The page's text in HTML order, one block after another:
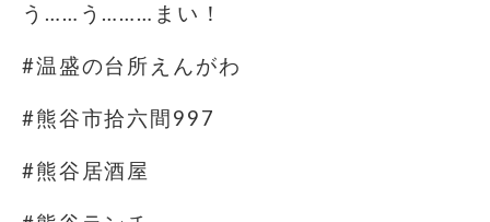
う……う………まい！
#温盛の台所えんがわ
#熊谷市拾六間997
#熊谷居酒屋